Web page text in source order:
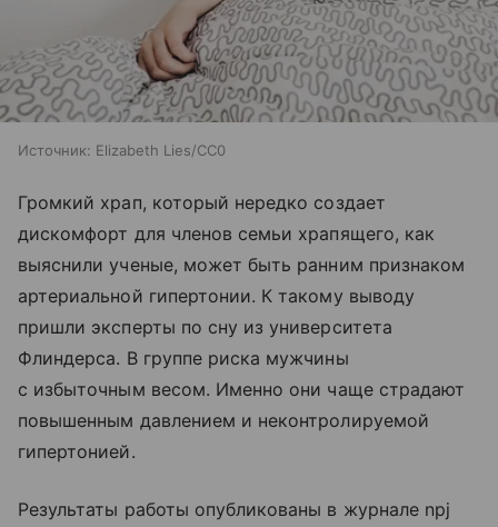
Источник: Elizabeth Lies/CC0
Громкий храп, который нередко создает
дискомфорт для членов семьи храпящего, как
выяснили ученые, может быть ранним признаком
артериальной гипертонии. К такому выводу
пришли эксперты по сну из университета
Флиндерса. В группе риска мужчины
с избыточным весом. Именно они чаще страдают
повышенным давлением и неконтролируемой
гипертонией.
Результаты работы опубликованы в журнале npj